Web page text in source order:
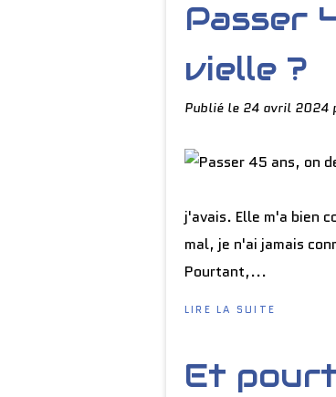
Passer
vielle ?
Publié le 24 avril 2024
j'avais. Elle m'a bien
mal, je n'ai jamais
Pourtant,...
LIRE LA SUITE
Et